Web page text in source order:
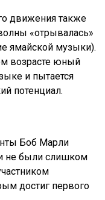
движения также
«отрывалась»
ямайской музыки).
возрасте юный
и пытается
потенциал.
Боб Марли
не были слишком
достиг первого